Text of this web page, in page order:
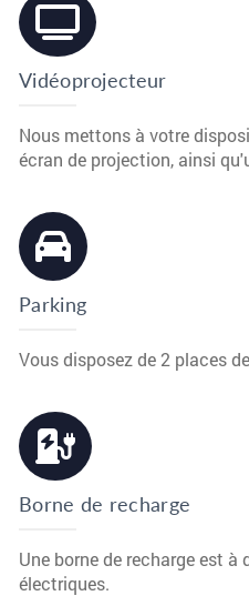
Vidéoprojecteur
Nous mettons à votre
écran de projection, ainsi
Parking
Vous disposez de 2 places
Borne de recharge
Une borne de recharge est
électriques.